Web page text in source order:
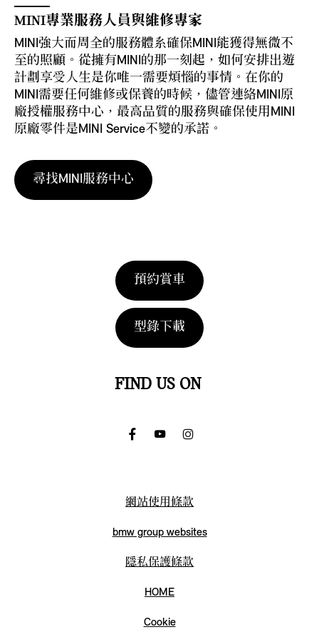
MINI專業服務人員與維修專家
MINI強大而周全的服務體系確保MINI能獲得無微不
至的照顧。從擁有MINI的那一刻起，如何安排出遊
計劃享受人生是你唯一需要煩惱的事情。在你的
MINI需要任何維修或保養的時候，儘管連絡MINI原
廠授權服務中心，最高品質的服務與確保使用MINI
原廠零件是MINI Service不變的承諾。
尋找MINI服務中心
預約賞車
型錄下載
FIND US ON
to
Facebook
to
Youtube
to
Instagram
網站使用條款
bmw group websites
隱私保護條款
HOME
Cookie